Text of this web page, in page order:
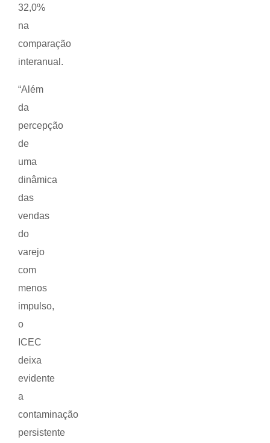
32,0%
na
comparação
interanual.
“Além
da
percepção
de
uma
dinâmica
das
vendas
do
varejo
com
menos
impulso,
o
ICEC
deixa
evidente
a
contaminação
persistente